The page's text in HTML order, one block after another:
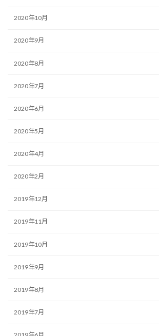
2020年10月
2020年9月
2020年8月
2020年7月
2020年6月
2020年5月
2020年4月
2020年2月
2019年12月
2019年11月
2019年10月
2019年9月
2019年8月
2019年7月